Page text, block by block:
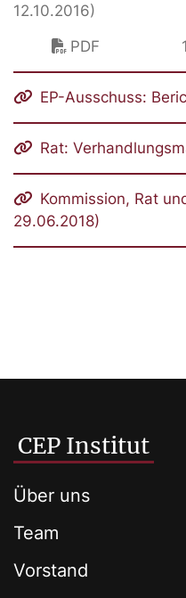
12.10.2016)
PDF
EP-Ausschuss:
Rat:
Kommission, Rat
29.06.2018)
CEP Institut
Über uns
Team
Vorstand